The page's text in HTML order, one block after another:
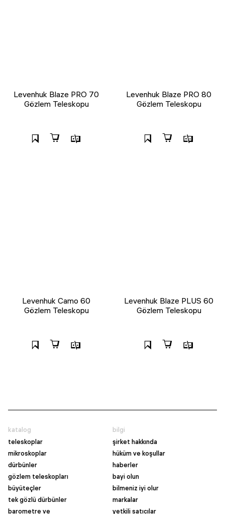
Levenhuk Blaze PRO 70
Gözlem Teleskopu
Levenhuk Blaze PRO 80
Gözlem Teleskopu
Levenhuk Camo 60
Gözlem Teleskopu
Levenhuk Blaze PLUS 60
Gözlem Teleskopu
katalog
teleskoplar
mikroskoplar
dürbünler
gözlem teleskopları
büyüteçler
tek gözlü dürbünler
barometre ve
bilgi
şirket hakkında
hüküm ve koşullar
haberler
bayi olun
bilmeniz iyi olur
markalar
yetkili satıcılar